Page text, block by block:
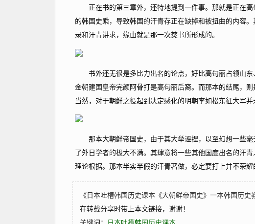
正在书的第三章外，还特地提到一件事。那就是正在高
的韩国史乘，导致韩国的汗青存正在缺掉和被扭曲的内容
录和汗青讲求，缘由就是那一次焚书所形成的。
书外还无很是多比力出名的论点，好比高句丽占领山东
金朝建国皇帝完颜阿骨打是高句丽后裔。而那本的结尾，
当然，对于朝鲜之役起到决定感化的明朝李如松东征大军并
那本大朝鲜帝国史，由于其大举诬捏，以至幻想一些毫
了外日学者的极大不满。其肆意将一些其他国度出名的汗
理论根据。那本半实半假的汗青著做，必定要打上并不荣耀
《 日本吐槽韩国历史课本《大朝鲜帝国史》一本韩国历史
在转载分享时带上本文链接，谢谢！